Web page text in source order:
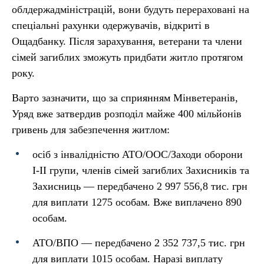
облдержадміністрацій, вони будуть перераховані на
спеціальні рахунки одержувачів, відкриті в
Ощадбанку. Після зарахування, ветерани та члени
сімей загиблих зможуть придбати житло протягом
року.
Варто зазначити, що за сприянням Мінветеранів,
Уряд вже затвердив розподіл майже 400 мільйонів
гривень для забезпечення житлом:
осіб з інвалідністю АТО/ООС/Заходи оборони
I-II групи, членів сімей загиблих Захисників та
Захисниць — передбачено 2 997 556,8 тис. грн
для виплати 1275 особам. Вже виплачено 890
особам.
АТО/ВПО — передбачено 2 352 737,5 тис. грн
для виплати 1015 особам. Наразі виплату